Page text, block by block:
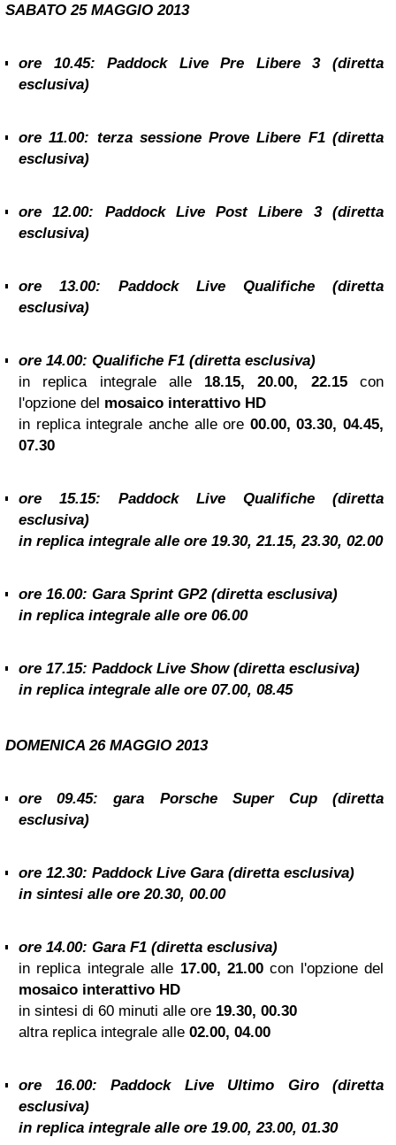
SABATO 25MAGGIO 2013
ore 10.45: Paddock Live Pre Libere 3 (diretta
esclusiva)
ore 11.00: terza sessione Prove Libere F1(diretta
esclusiva)
ore 12.00: Paddock Live Post Libere 3 (diretta
esclusiva)
ore 13.00: Paddock Live Qualifiche (diretta
esclusiva)
ore 14.00: Qualifiche F1 (diretta esclusiva)
in replica integrale alle 18.15, 20.00, 22.15con
l'opzione del mosaico interattivo HD
in replica integrale anche alle ore 00.00, 03.30, 04.45,
07.30
ore 15.15: Paddock Live Qualifiche (diretta
esclusiva)
in replica integrale alle ore 19.30, 21.15, 23.30, 02.00
ore 16.00: Gara Sprint GP2 (diretta esclusiva)
in replica integrale alle ore 06.00
ore 17.15: Paddock Live Show (diretta esclusiva)
in replica integrale alle ore 07.00, 08.45
DOMENICA 26 MAGGIO 2013
ore 09.45: gara Porsche Super Cup (diretta
esclusiva)
ore 12.30: Paddock Live Gara (diretta esclusiva)
in sintesi alle ore20.30, 00.00
ore 14.00: Gara F1 (diretta esclusiva)
in replica integrale alle 17.00, 21.00con l'opzione del
mosaico interattivo HD
in sintesi di 60 minuti alle ore 19.30, 00.30
altra replica integrale alle 02.00, 04.00
ore 16.00: Paddock Live Ultimo Giro (diretta
esclusiva)
in replica integrale alle ore 19.00, 23.00, 01.30